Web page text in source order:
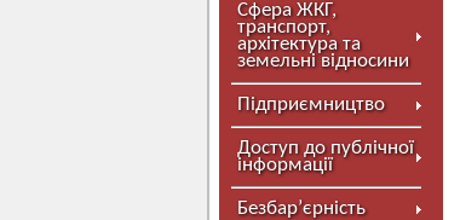
Сфера ЖКГ,
транспорт,
архітектура та
земельні відносини
Підприємництво
Доступ до публічної
інформації
Безбар’єрність